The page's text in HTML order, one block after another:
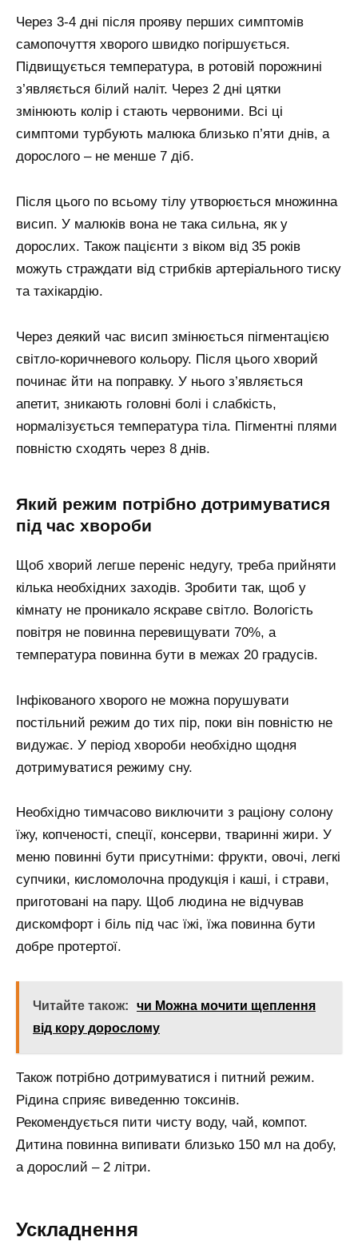
Через 3-4 дні після прояву перших симптомів
самопочуття хворого швидко погіршується.
Підвищується температура, в ротовій порожнині
з’являється білий наліт. Через 2 дні цятки
змінюють колір і стають червоними. Всі ці
симптоми турбують малюка близько п’яти днів, а
дорослого – не менше 7 діб.
Після цього по всьому тілу утворюється множинна
висип. У малюків вона не така сильна, як у
дорослих. Також пацієнти з віком від 35 років
можуть страждати від стрибків артеріального тиску
та тахікардію.
Через деякий час висип змінюється пігментацією
світло-коричневого кольору. Після цього хворий
починає йти на поправку. У нього з’являється
апетит, зникають головні болі і слабкість,
нормалізується температура тіла. Пігментні плями
повністю сходять через 8 днів.
Який режим потрібно дотримуватися
під час хвороби
Щоб хворий легше переніс недугу, треба прийняти
кілька необхідних заходів. Зробити так, щоб у
кімнату не проникало яскраве світло. Вологість
повітря не повинна перевищувати 70%, а
температура повинна бути в межах 20 градусів.
Інфікованого хворого не можна порушувати
постільний режим до тих пір, поки він повністю не
видужає. У період хвороби необхідно щодня
дотримуватися режиму сну.
Необхідно тимчасово виключити з раціону солону
їжу, копченості, спеції, консерви, тваринні жири. У
меню повинні бути присутніми: фрукти, овочі, легкі
супчики, кисломолочна продукція і каші, і страви,
приготовані на пару. Щоб людина не відчував
дискомфорт і біль під час їжі, їжа повинна бути
добре протертої.
Читайте також:
чи Можна мочити щеплення
від кору дорослому
Також потрібно дотримуватися і питний режим.
Рідина сприяє виведенню токсинів.
Рекомендується пити чисту воду, чай, компот.
Дитина повинна випивати близько 150 мл на добу,
а дорослий – 2 літри.
Ускладнення